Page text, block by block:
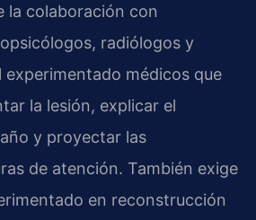
la colaboración con
radiólogos y
médicos que
la lesión, explicar el
y proyectar las
de atención. También exige
en reconstrucción